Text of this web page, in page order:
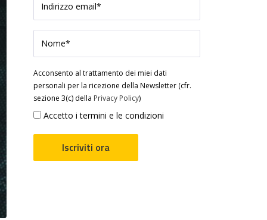
Acconsento al trattamento dei miei dati
personali per la ricezione della Newsletter (cfr.
sezione 3(c) della Privacy Policy)
Accetto i termini e le condizioni